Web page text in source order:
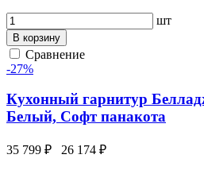
шт
В корзину
Сравнение
-27%
Кухонный гарнитур
Белый, Софт панакота
35 799 ₽ 26 174 ₽